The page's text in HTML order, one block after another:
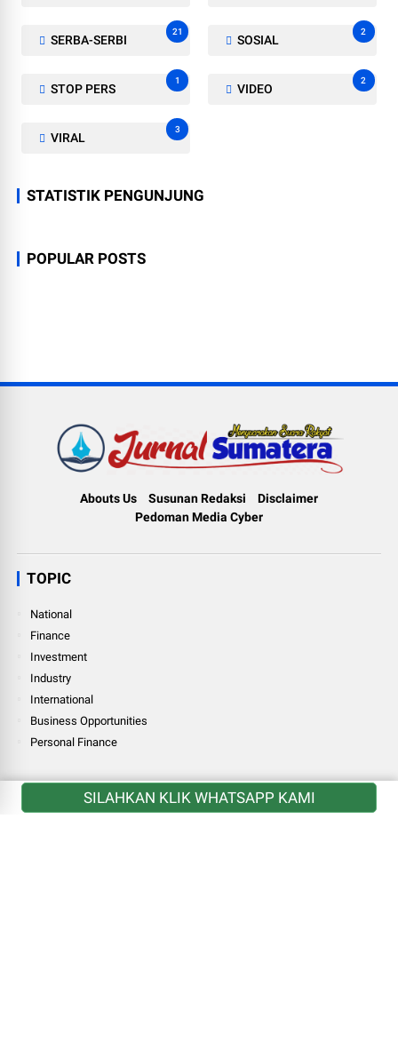
SILAHKAN KLIK WHATSAPP KAMI
SERBA-SERBI
21
SOSIAL
2
STOP PERS
1
VIDEO
2
VIRAL
3
STATISTIK PENGUNJUNG
POPULAR POSTS
Abouts Us Susunan Redaksi
Disclaimer
Pedoman Media Cyber
TOPIC
National
Finance
Investment
Industry
International
Business Opportunities
Personal Finance